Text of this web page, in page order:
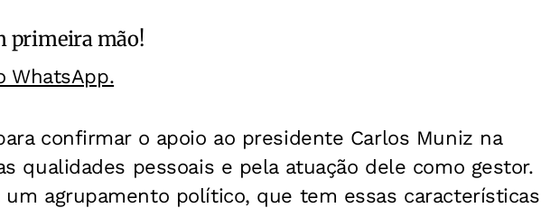
primeira mão!
WhatsApp.
confirmar o apoio ao presidente Carlos Muniz na
qualidades pessoais e pela atuação dele como gestor.
agrupamento político, que tem essas características